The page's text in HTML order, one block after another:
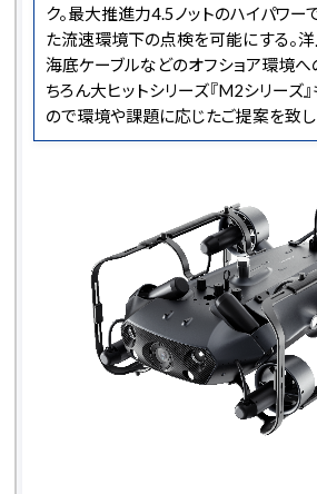
ク。最大推進力4.5ノットのハイパワー
た流速環境下の点検を可能にする。洋
海底ケーブルなどのオフショア環境
ちろん大ヒットシリーズ『M2シリーズ
ので環境や課題に応じたご提案を致